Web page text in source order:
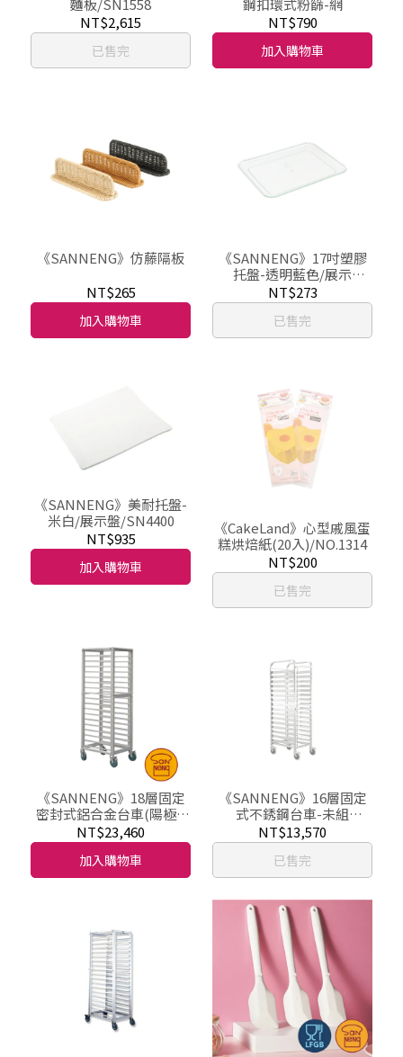
麵板/SN1558
NT$2,615
已售完
鋼扣環式粉篩-網
NT$790
加入購物車
《SANNENG》仿藤隔板
NT$265
加入購物車
《SANNENG》17吋塑膠
托盤-透明藍色/展示
盤/SN4325
NT$273
已售完
《SANNENG》美耐托盤-
米白/展示盤/SN4400
NT$935
加入購物車
《CakeLand》心型戚風蛋
糕烘焙紙(20入)/NO.1314
NT$200
已售完
《SANNENG》18層固定
密封式鋁合金台車(陽極)-
未組裝/SN1961
NT$23,460
加入購物車
《SANNENG》16層固定
式不銹鋼台車-未組
裝/SN1971
NT$13,570
已售完